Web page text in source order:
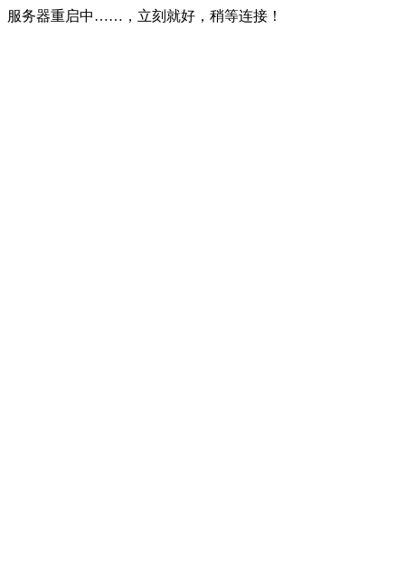
服务器重启中……，立刻就好，稍等连接！